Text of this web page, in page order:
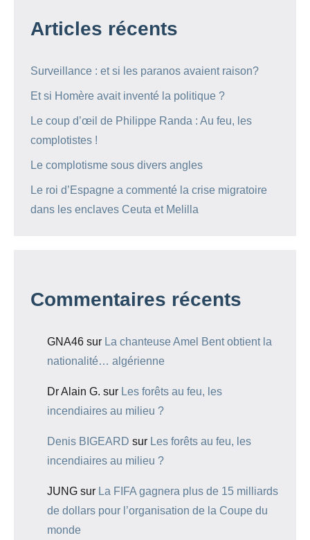
Articles récents
Surveillance : et si les paranos avaient raison?
Et si Homère avait inventé la politique ?
Le coup d’œil de Philippe Randa : Au feu, les
complotistes !
Le complotisme sous divers angles
Le roi d’Espagne a commenté la crise migratoire
dans les enclaves Ceuta et Melilla
Commentaires récents
GNA46 sur La chanteuse Amel Bent obtient la
nationalité… algérienne
Dr Alain G. sur Les forêts au feu, les
incendiaires au milieu ?
Denis BIGEARD sur Les forêts au feu, les
incendiaires au milieu ?
JUNG sur La FIFA gagnera plus de 15 milliards
de dollars pour l’organisation de la Coupe du
monde